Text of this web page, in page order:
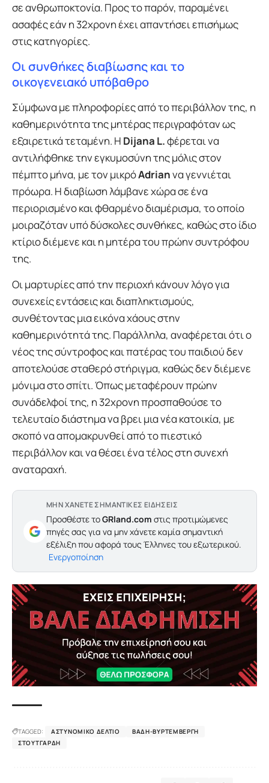
σε ανθρωποκτονία. Προς το παρόν, παραμένει
ασαφές εάν η 32χρονη έχει απαντήσει επισήμως
στις κατηγορίες.
Οι συνθήκες διαβίωσης και το
οικογενειακό υπόβαθρο
Σύμφωνα με πληροφορίες από το περιβάλλον της, η
καθημερινότητα της μητέρας περιγραφόταν ως
εξαιρετικά τεταμένη. Η Dijana L.φέρεται να
αντιλήφθηκε την εγκυμοσύνη της μόλις στον
πέμπτο μήνα, με τον μικρόAdrianνα γεννιέται
πρόωρα. Η διαβίωση λάμβανε χώρα σε ένα
περιορισμένο και φθαρμένο διαμέρισμα, το οποίο
μοιραζόταν υπό δύσκολες συνθήκες, καθώς στο ίδιο
κτίριο διέμενε και η μητέρα του πρώην συντρόφου
της.
Οι μαρτυρίες από την περιοχή κάνουν λόγο για
συνεχείς εντάσεις και διαπληκτισμούς,
συνθέτοντας μια εικόνα χάους στην
καθημερινότητά της. Παράλληλα, αναφέρεται ότι ο
νέος της σύντροφος και πατέρας του παιδιού δεν
αποτελούσε σταθερό στήριγμα, καθώς δεν διέμενε
μόνιμα στο σπίτι. Όπως μεταφέρουν πρώην
συνάδελφοί της, η 32χρονη προσπαθούσε το
τελευταίο διάστημα να βρει μια νέα κατοικία, με
σκοπό να απομακρυνθεί από το πιεστικό
περιβάλλον και να θέσει ένα τέλος στη συνεχή
αναταραχή.
ΜΗΝ ΧΑΝΕΤΕ ΣΗΜΑΝΤΙΚΕΣ ΕΙΔΗΣΕΙΣ
Προσθέστε τοGRland.com στις προτιμώμενες
πηγές σας για να μην χάνετε καμία σημαντική
εξέλιξη που αφορά τους Έλληνες του εξωτερικού.
Ενεργοποίηση
TAGGED: ΑΣΤΥΝΟΜΙΚΌ ΔΕΛΤΊΟ
ΒΆΔΗ-ΒΥΡΤΕΜΒΈΡΓΗ
ΣΤΟΥΤΓΆΡΔΗ